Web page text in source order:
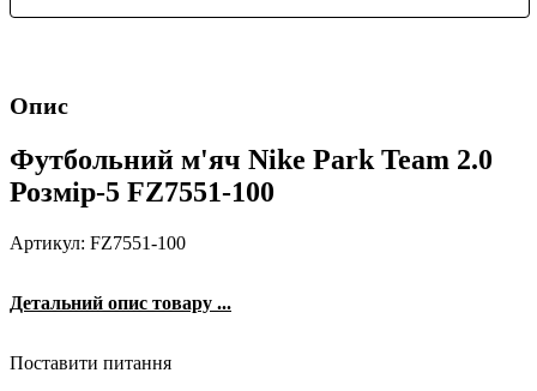
Опис
Футбольний м'яч Nike Park Team 2.0
Розмір-5 FZ7551-100
Артикул: FZ7551-100
Детальний опис товару ...
Поставити питання